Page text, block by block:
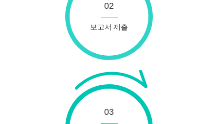
02
보고서 제출
03